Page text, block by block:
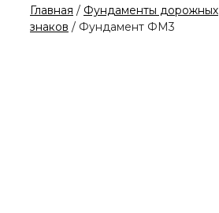
Главная / Фундаменты дорожных
знаков / Фундамент ФМ3